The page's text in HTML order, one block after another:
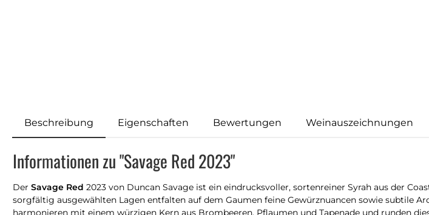
Beschreibung Eigenschaften Bewertungen Weinauszeichnungen
Informationen zu "Savage Red 2023"
Der Savage Red 2023 von Duncan Savage ist ein eindrucksvoller, sortenreiner Syrah aus der
sorgfältig ausgewählten Lagen entfalten auf dem Gaumen feine Gewürznuancen sowie subtile
harmonieren mit einem würzigen Kern aus Brombeeren, Pflaumen und Tapenade und runden